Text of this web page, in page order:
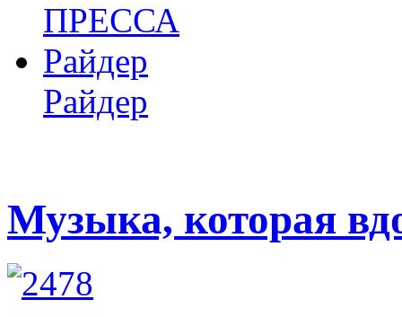
ПРЕССА
Райдер
Райдер
Музыка, которая